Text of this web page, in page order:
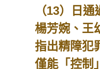
（13）日
楊芳婉、王
指出精障犯
僅能「控制